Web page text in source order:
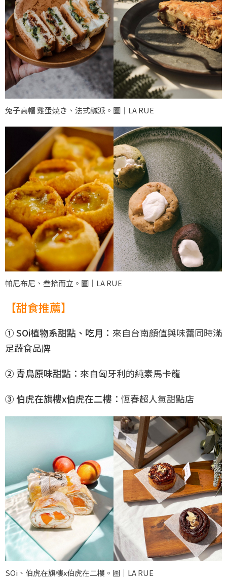
兔子高帽 雞蛋焼き、法式鹹派。圖｜LA RUE
帕尼布尼、叁拾而立。圖｜LA RUE
【甜食推薦】
① SOi植物系甜點、吃月： 來自台南顏值與味蕾同時滿
足蔬食品牌
② 青鳥原味甜點 ：來自匈牙利的純素馬卡龍
③ 伯虎在旗樓x伯虎在二樓 ：恆春超人氣甜點店
SOi、伯虎在旗樓x伯虎在二樓。圖｜LA RUE